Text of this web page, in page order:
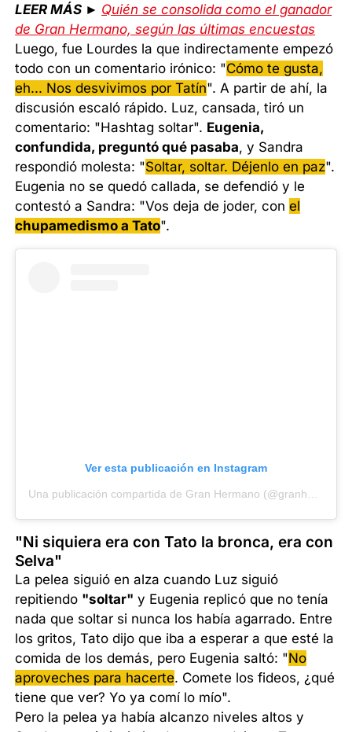
LEER MÁS ► Quién se consolida como el ganador
de Gran Hermano, según las últimas encuestas
Luego, fue Lourdes la que indirectamente empezó
todo con un comentario irónico: "Cómo te gusta,
eh... Nos desvivimos por Tatín". A partir de ahí, la
discusión escaló rápido. Luz, cansada, tiró un
comentario: "Hashtag soltar". Eugenia,
confundida, preguntó qué pasaba, y Sandra
respondió molesta: "Soltar, soltar. Déjenlo en paz".
Eugenia no se quedó callada, se defendió y le
contestó a Sandra: "Vos deja de joder, conel
chupamedismo a Tato".
Ver esta publicación en Instagram
"Ni siquiera era con Tato la bronca, era con
Selva"
La pelea siguió en alza cuando Luz siguió
repitiendo "soltar" y Eugenia replicó que no tenía
nada que soltar si nunca los había agarrado. Entre
los gritos, Tato dijo que iba a esperar a que esté la
comida de los demás, pero Eugenia saltó: "No
aproveches para hacerte. Comete los fideos, ¿qué
tiene que ver? Yo ya comí lo mío".
Pero la pelea ya había alcanzo niveles altos y